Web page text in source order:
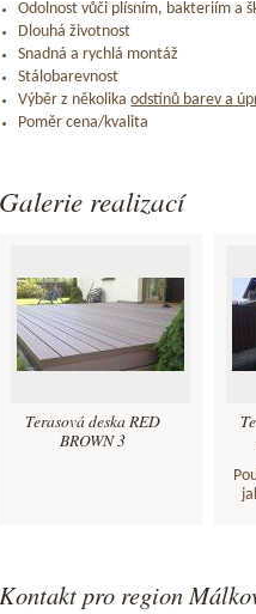
Odolnost vůči plísním, bakteriím a
Dlouhá životnost
Snadná a rychlá montáž
Stálobarevnost
Výběr z několikaodstínů barev a
Poměr cena/kvalita
Galerie realizací
Terasová deska RED
BROWN 3
Kontakt pro region